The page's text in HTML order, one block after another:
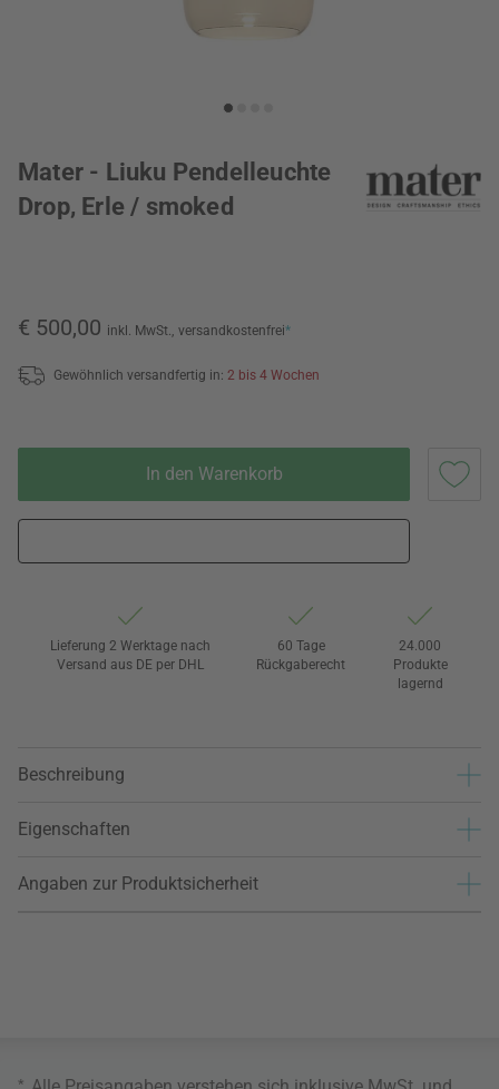
Mater - Liuku Pendelleuchte
Drop, Erle / smoked
€ 500,00 inkl. MwSt., versandkostenfrei*
Gewöhnlich versandfertig in: 2 bis 4 Wochen
In den Warenkorb
Lieferung 2 Werktage nach
Versand aus DE per DHL
60 Tage
Rückgaberecht
24.000
Produkte
lagernd
Beschreibung
Eigenschaften
Angaben zur Produktsicherheit
*